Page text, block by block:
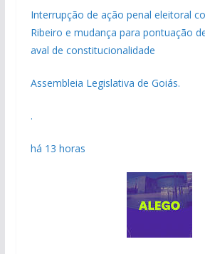
Interrupção de ação penal eleitoral
Ribeiro e mudança para pontuação
aval de constitucionalidade
Assembleia Legislativa de Goiás.
.
há 13 horas